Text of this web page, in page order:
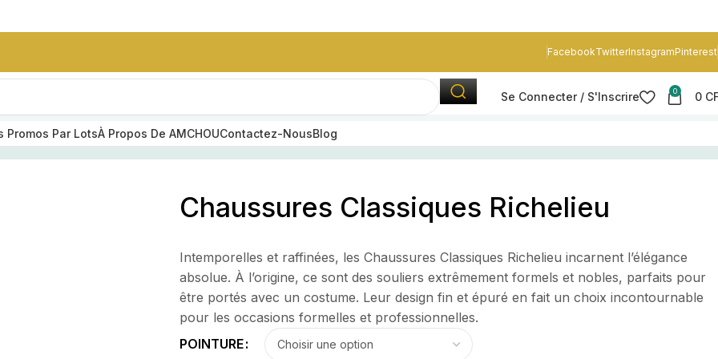
FacebookTwitterInstagramPinterest
Se Connecter / S'Inscrire 0 0
Homme Sans
Capuche
25,000CFA
ceinture en cuir
Promos Par LotsÀ Propos De AMCHOUContactez-NousBlog
Classiques Richelieu
Chaussures Classiques Richelieu
Intemporelles et raffinées, les Chaussures Classiques Richelieu incarnent l’élégance
absolue. À l’origine, ce sont des souliers extrêmement formels et nobles, parfaits pour
être portés avec un costume. Leur design fin et épuré en fait un choix incontournable
pour les occasions formelles et professionnelles.
POINTURE